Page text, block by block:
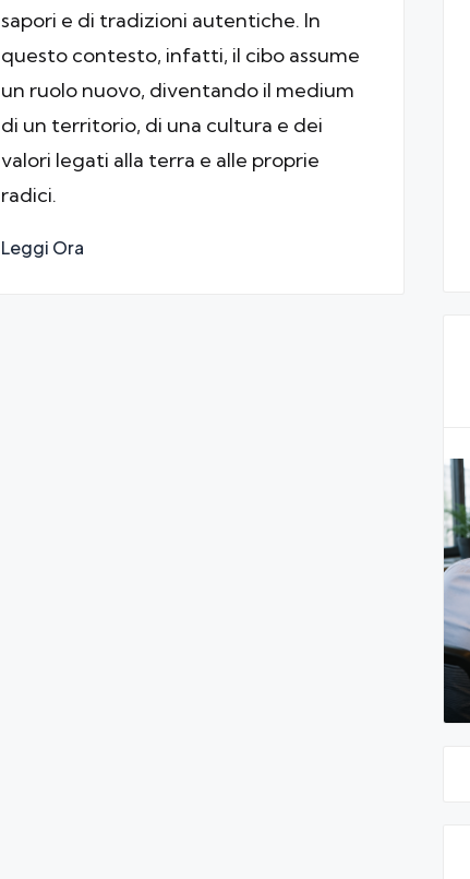
sapori e di tradizioni autentiche. In
questo contesto, infatti, il cibo assume
un ruolo nuovo, diventando il medium
di un territorio, di una cultura e dei
valori legati alla terra e alle proprie
radici.
Leggi Ora